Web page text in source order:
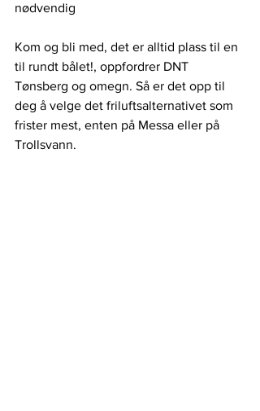
nødvendig
Kom og bli med, det er alltid plass til en
til rundt bålet!, oppfordrer DNT
Tønsberg og omegn. Så er det opp til
deg å velge det friluftsalternativet som
frister mest, enten på Messa eller på
Trollsvann.